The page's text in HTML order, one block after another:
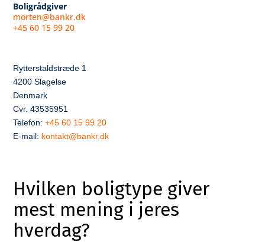
Boligrådgiver
morten@bankr.dk
+45 60 15 99 20
Rytterstaldstræde 1
4200 Slagelse
Denmark
Cvr. 43535951
Telefon:+45 60 15 99 20
E-mail: kontakt@bankr.dk
Hvilken boligtype giver
mest mening i jeres
hverdag?